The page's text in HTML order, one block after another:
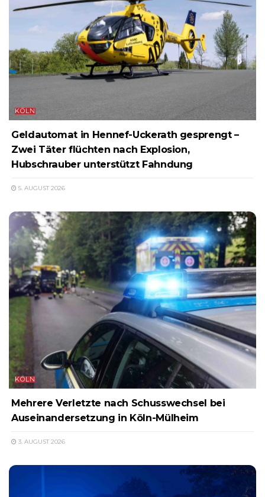
KÖLN
Geldautomat in Hennef-Uckerath gesprengt –
Zwei Täter flüchten nach Explosion,
Hubschrauber unterstützt Fahndung
5. AUGUST 2026
KÖLN
Mehrere Verletzte nach Schusswechsel bei
Auseinandersetzung in Köln-Mülheim
3. AUGUST 2026